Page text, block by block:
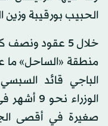
الحبيب بورقيبة وزين
خلال 5 عقود
منطقة «الساحل» ما
الباجي قائد
صغيرة في أقصى